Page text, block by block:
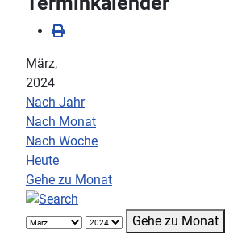
März,
2024
Nach Jahr
Nach Monat
Nach Woche
Heute
Gehe zu Monat
Gehe zu Monat